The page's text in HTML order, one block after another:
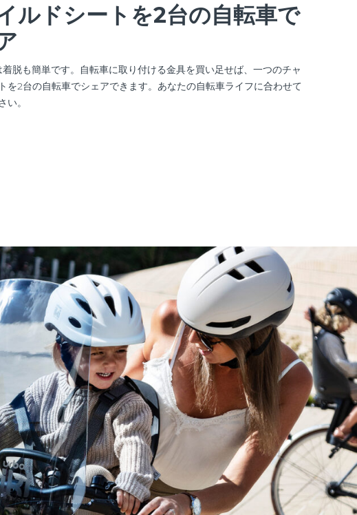
ルドシートを2台の自転車で
脱も簡単です。自転車に取り付ける金具を買い足せば、一つのチャ
を2台の自転車でシェアできます。あなたの自転車ライフに合わせて
い。